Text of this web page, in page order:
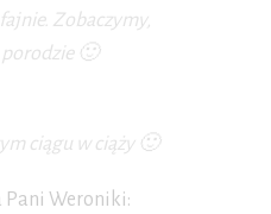
Zobaczymy,
🙂
ciągu w ciąży 🙂
Pani Weroniki: